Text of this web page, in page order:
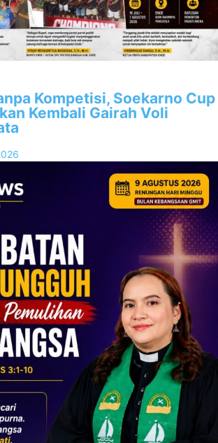
Kompetisi, Soekarno Cup
Kembali Gairah Voli